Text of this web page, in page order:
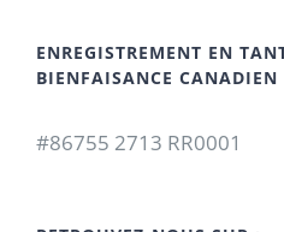
ENREGISTREMENT EN
BIENFAISANCE CANADIEN
#86755 2713 RR0001